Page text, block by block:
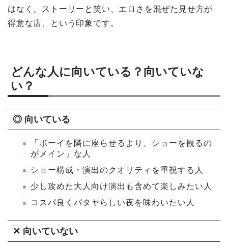
はなく、ストーリーと笑い、エロさを混ぜた見せ方が
得意な店、という印象です。
どんな人に向いている？向いていな
い？
◎ 向いている
「ボーイを隣に座らせるより、ショーを観るの
がメイン」な人
ショー構成・演出のクオリティを重視する人
少し攻めた大人向け演出も含めて楽しみたい人
コスパ良くパタヤらしい夜を味わいたい人
✕ 向いていない